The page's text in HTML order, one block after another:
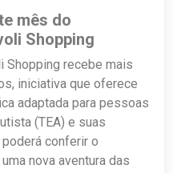
mês do
Shopping
Shopping recebe mais
iniciativa que oferece
adaptada para pessoas
(TEA) e suas
conferir o
nova aventura das